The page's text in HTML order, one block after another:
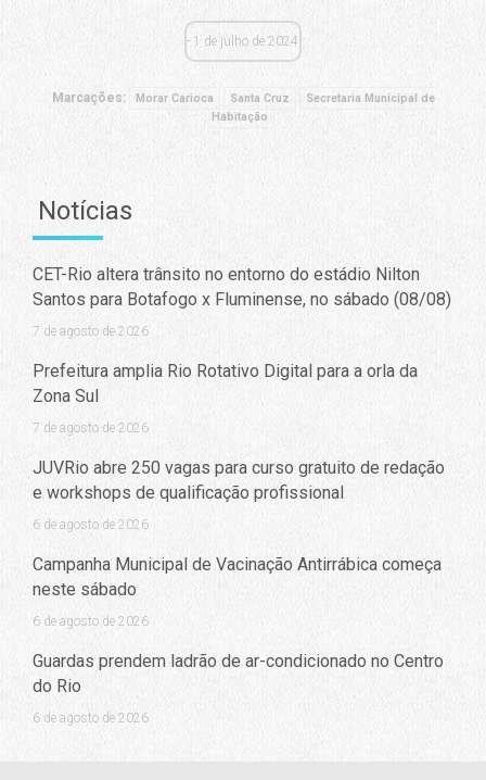
1 de julho de 2024
Marcações: Morar Carioca Santa Cruz
Secretaria Municipal de
Habitação
Notícias
CET-Rio altera trânsito no entorno do estádio Nilton
Santos para Botafogo x Fluminense, no sábado (08/08)
7 de agosto de 2026
Prefeitura amplia Rio Rotativo Digital para a orla da
Zona Sul
7 de agosto de 2026
JUVRio abre 250 vagas para curso gratuito de redação
e workshops de qualificação profissional
6 de agosto de 2026
Campanha Municipal de Vacinação Antirrábica começa
neste sábado
6 de agosto de 2026
Guardas prendem ladrão de ar-condicionado no Centro
do Rio
6 de agosto de 2026